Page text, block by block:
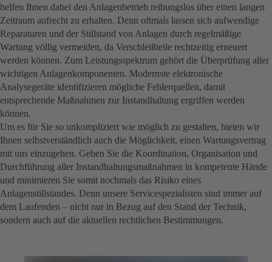
helfen Ihnen dabei den Anlagenbetrieb reibungslos über einen langen
Zeitraum aufrecht zu erhalten. Denn oftmals lassen sich aufwendige
Reparaturen und der Stillstand von Anlagen durch regelmäßige
Wartung völlig vermeiden, da Verschleißteile rechtzeitig erneuert
werden können. Zum Leistungsspektrum gehört die Überprüfung aller
wichtigen Anlagenkomponenten. Modernste elektronische
Analysegeräte identifizieren mögliche Fehlerquellen, damit
entsprechende Maßnahmen zur Instandhaltung ergriffen werden
können.
Um es für Sie so unkompliziert wie möglich zu gestalten, bieten wir
Ihnen selbstverständlich auch die Möglichkeit, einen Wartungsvertrag
mit uns einzugehen. Geben Sie die Koordination, Organisation und
Durchführung aller Instandhaltungsmaßnahmen in kompetente Hände
und minimieren Sie somit nochmals das Risiko eines
Anlagenstillstandes. Denn unsere Servicespezialisten sind immer auf
dem Laufenden – nicht nur in Bezug auf den Stand der Technik,
sondern auch auf die aktuellen rechtlichen Bestimmungen.